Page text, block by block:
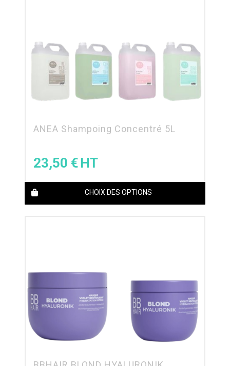
ANEA Shampoing Concentré 5L
23,50 €
CHOIX DES OPTIONS